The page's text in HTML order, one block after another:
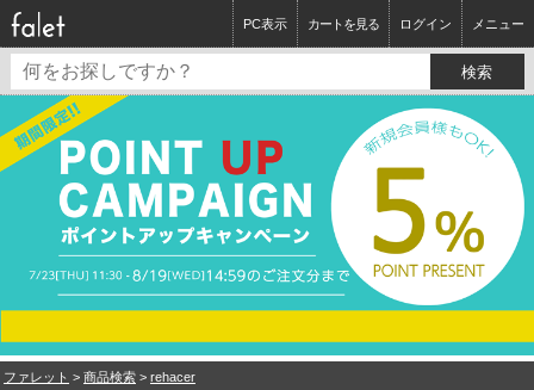
ログイン メニュー
カートを見る
PC表示
ファレット > 商品検索 > rehacer